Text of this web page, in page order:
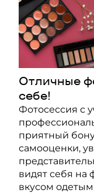
Отличные
себе!
Фотосессия с
приятный
самооценки,
видят себя на
вкусом